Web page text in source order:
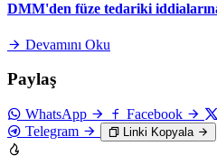
DMM'den füze tedariki
Devamını Oku
Paylaş
WhatsApp Facebook
Telegram
Linki Kopyala